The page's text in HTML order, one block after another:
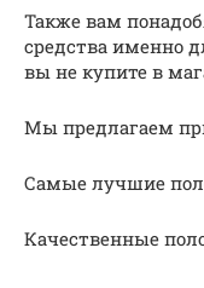
Также вам
средства именно
вы не купите в
Мы предлагаем
Самые лучшие
Качественные